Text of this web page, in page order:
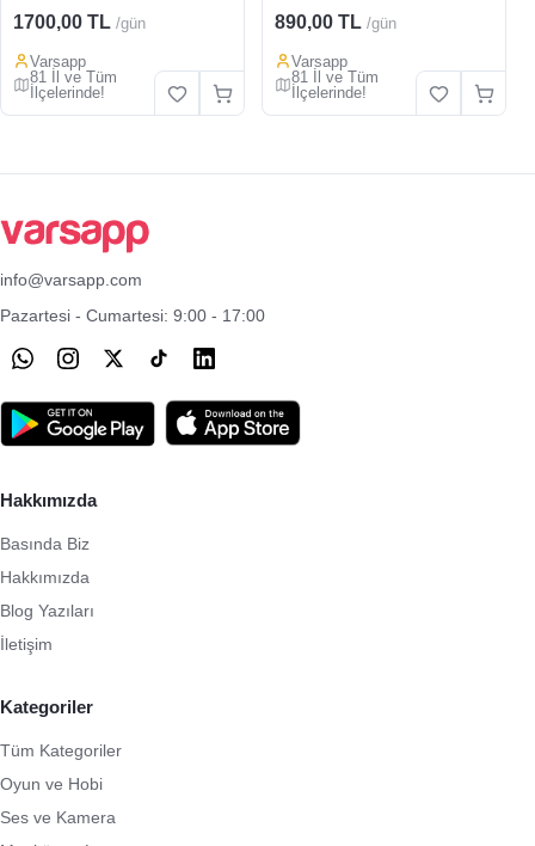
1700,00 TL /gün
Varsapp
81 İl ve Tüm
İlçelerinde!
890,00 TL /gün
Varsapp
81 İl ve Tüm
İlçelerinde!
info@varsapp.com
Pazartesi - Cumartesi: 9:00 - 17:00
Hakkımızda
Basında Biz
Hakkımızda
Blog Yazıları
İletişim
Kategoriler
Tüm Kategoriler
Oyun ve Hobi
Ses ve Kamera